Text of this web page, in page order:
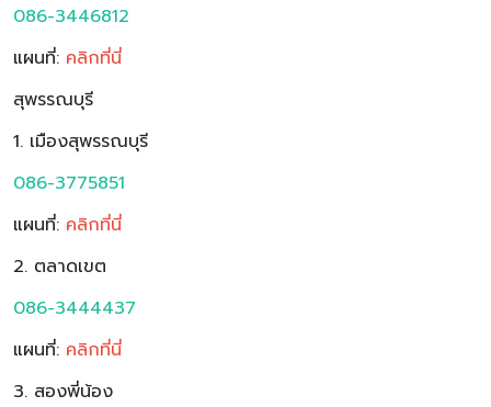
086-3446812
แผนที่: คลิกที่นี่
สุพรรณบุรี
1. เมืองสุพรรณบุรี
086-3775851
แผนที่: คลิกที่นี่
2. ตลาดเขต
086-3444437
แผนที่: คลิกที่นี่
3. สองพี่น้อง